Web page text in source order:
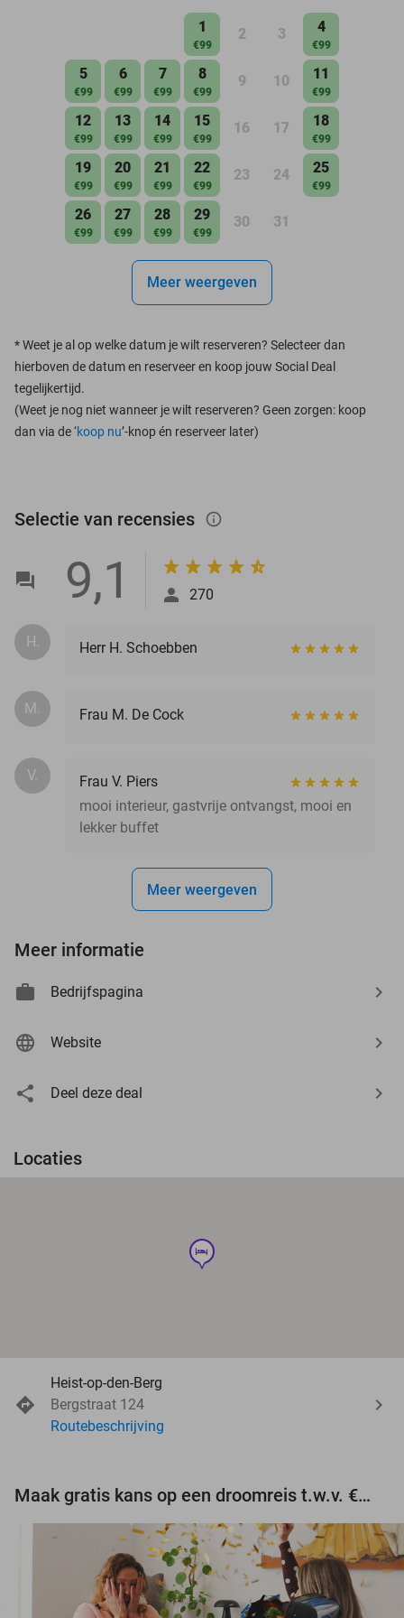
1
€99
2 3 4
€99
5
€99
6
€99
7
€99
8
€99
9 10 11
€99
12
€99
13
€99
14
€99
15
€99
16 17 18
€99
19
€99
20
€99
21
€99
22
€99
23 24 25
€99
26
€99
27
€99
28
€99
29
€99
30 31
Meer weergeven
*Weet je al op welke datum je wilt reserveren? Selecteer dan
hierboven de datum en reserveer en koop jouw Social Deal
tegelijkertijd.
(Weet je nog niet wanneer je wilt reserveren? Geen zorgen: koop
dan via de ‘koop nu’-knop én reserveer later)
Selectie van recensies info_outlined
9,1 270
H. Herr H. Schoebben
M. Frau M. De Cock
V.
Frau V. Piers
mooi interieur, gastvrije ontvangst, mooi en
lekker buffet
Meer weergeven
Meer informatie
Bedrijfspagina
Website
Deel deze deal
Locaties
hotel
Heist-op-den-Berg
Bergstraat 124
Routebeschrijving
Maak gratis kans op een droomreis t.w.v. €3.000!